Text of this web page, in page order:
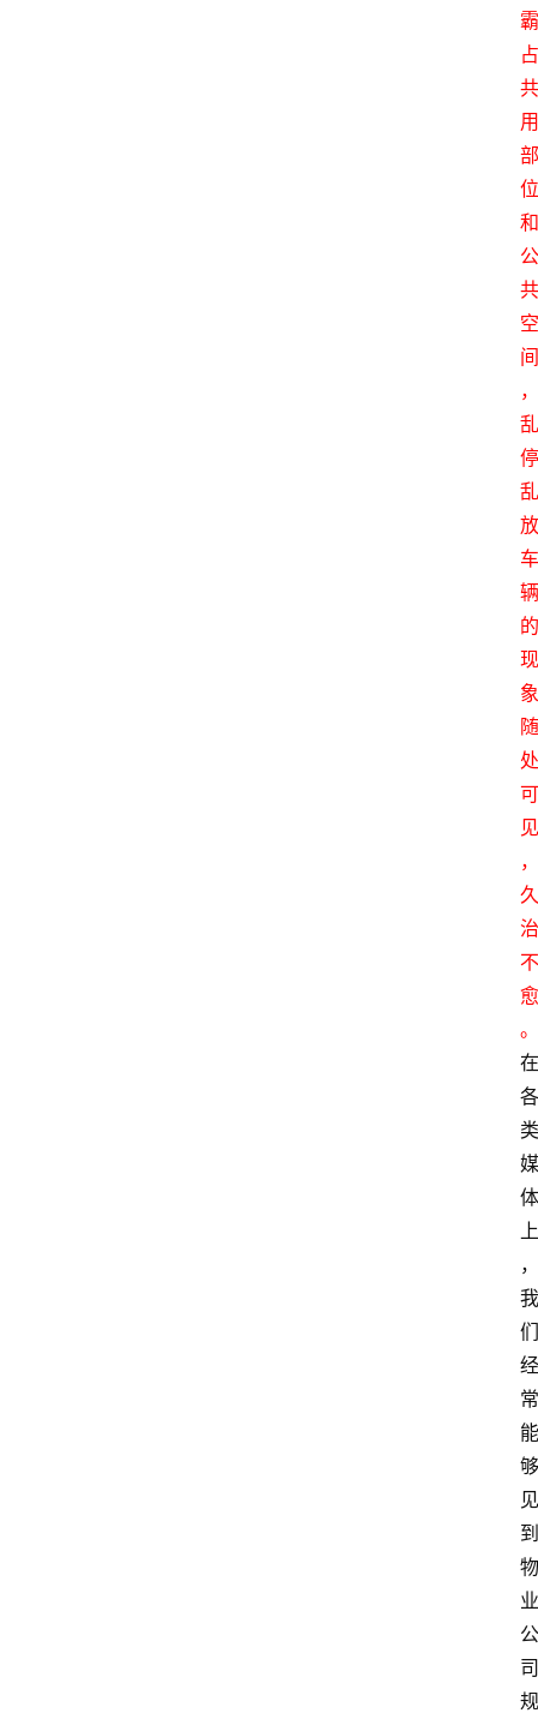
霸
占
共
用
部
位
和
公
共
空
间
，
乱
停
乱
放
车
辆
的
现
象
随
处
可
见
，
久
治
不
愈
。
在
各
类
媒
体
上
，
我
们
经
常
能
够
见
到
物
业
公
司
规